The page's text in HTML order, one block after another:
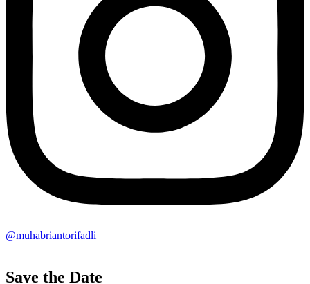
@muhabriantorifadli
Save the Date